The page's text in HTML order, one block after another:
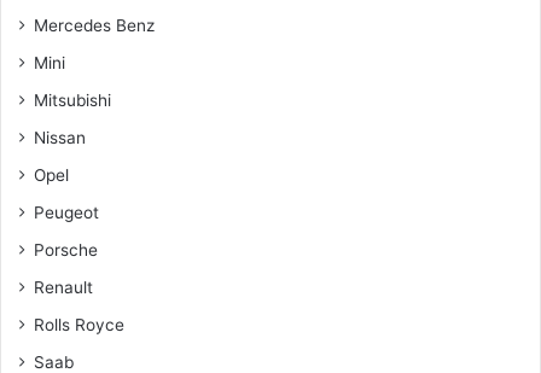
Mercedes Benz
Mini
Mitsubishi
Nissan
Opel
Peugeot
Porsche
Renault
Rolls Royce
Saab